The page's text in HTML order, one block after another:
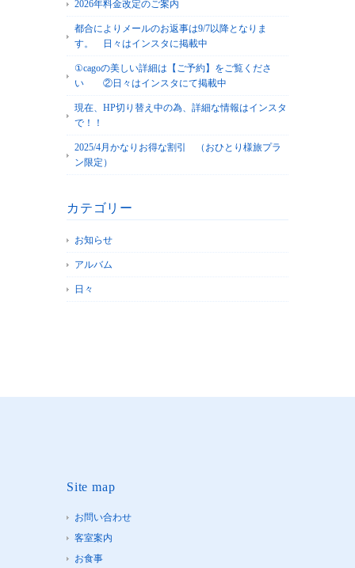
2026年料金改定のご案内
都合によりメールのお返事は9/7以降となりま
す。 日々はインスタに掲載中
①cagoの美しい詳細は【ご予約】をご覧くださ
い ②日々はインスタにて掲載中
現在、HP切り替え中の為、詳細な情報はインスタ
で！！
2025/4月かなりお得な割引 （おひとり様旅プラ
ン限定）
カテゴリー
お知らせ
アルバム
日々
Site map
お問い合わせ
客室案内
お食事